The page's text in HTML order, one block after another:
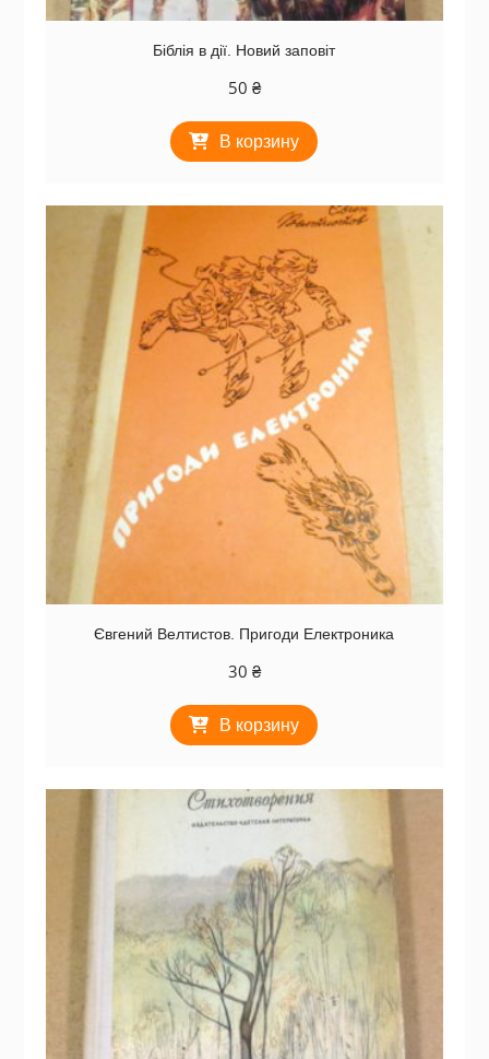
Біблія в дії. Новий заповіт
50 ₴
В корзину
Євгений Велтистов. Пригоди Електроника
30 ₴
В корзину